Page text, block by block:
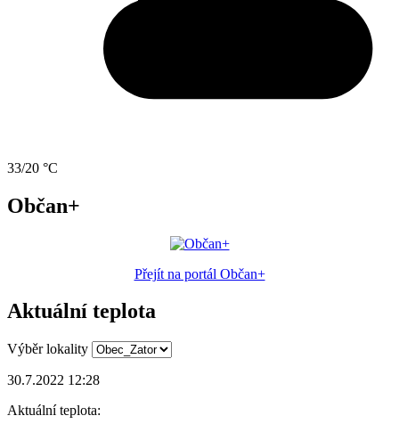
33/20 °C
Občan+
Přejít na portál Občan+
Aktuální teplota
Výběr lokality
30.7.2022 12:28
Aktuální teplota: